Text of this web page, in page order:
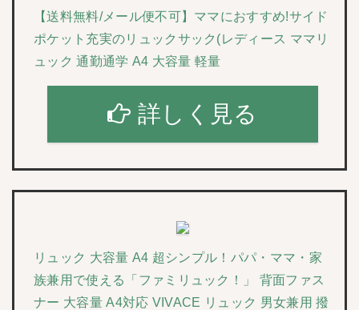
【送料無料/メール便不可】ママにおすすめ!サイド
ポケット充実のリュックサック(レディース ママリ
ュック 通勤通学 A4 大容量 軽量
詳しく見る
リュック 大容量 A4 超シンプル！パパ・ママ・家
族兼用で使える「ファミリュック！」 背面ファス
ナー 大容量 A4対応 VIVACE リュック 男女兼用 撥